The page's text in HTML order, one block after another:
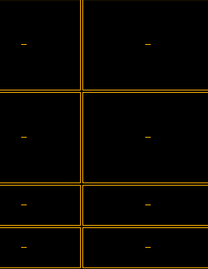
- -
- -
- -
- -